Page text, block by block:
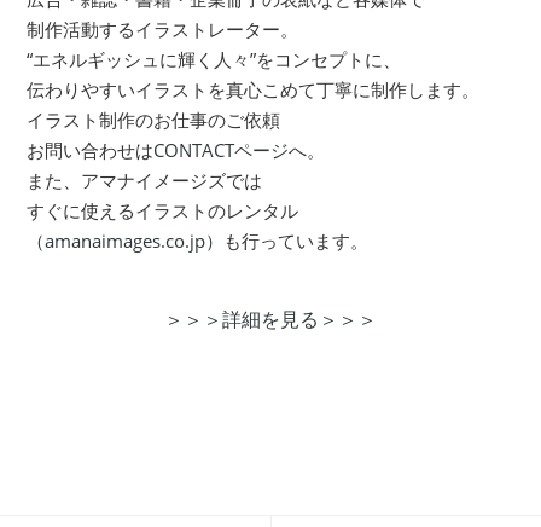
制作活動するイラストレーター。
“エネルギッシュに輝く人々”をコンセプトに、
伝わりやすいイラストを真心こめて丁寧に制作します。
イラスト制作のお仕事のご依頼
お問い合わせはCONTACTページへ。
また、アマナイメージズでは
すぐに使えるイラストのレンタル
（amanaimages.co.jp） も行っています。
＞＞＞詳細を見る＞＞＞